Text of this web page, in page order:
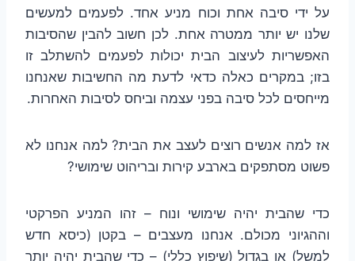
על ידי סיבה אחת וכוח מניע אחד. לפעמים למעשים
שלנו יש יותר ממטרה אחת. לכן חשוב להבין שהסיבות
האפשריות לעיצוב הבית יכולות לפעמים להשתלב זו
בזו; במקרים כאלה כדאי לדעת מה החשיבות שאנחנו
מייחסים לכל סיבה בפני עצמה וביחס לסיבות האחרות.
אז למה אנשים רוצים לעצב את הבית? למה אנחנו לא
פשוט מסתפקים בארבע קירות ובריהוט שימושי?
כדי שהבית יהיה שימושי ונוח – זהו המניע הפרקטי
וההגיוני מכולם. אנחנו מעצבים – בקטן (כיסא חדש
למשל) או בגדול (שיפוץ כללי) – כדי שהבית יהיה יותר